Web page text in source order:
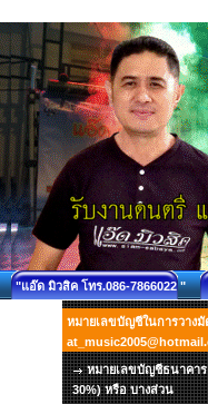
"แอ๊ด มิวสิค โทร.086-7866022 "
หมายเลขบัญชีในการวาง
หมายเลขบัญชีธนาคาร
30%) หรือ บางส่วน